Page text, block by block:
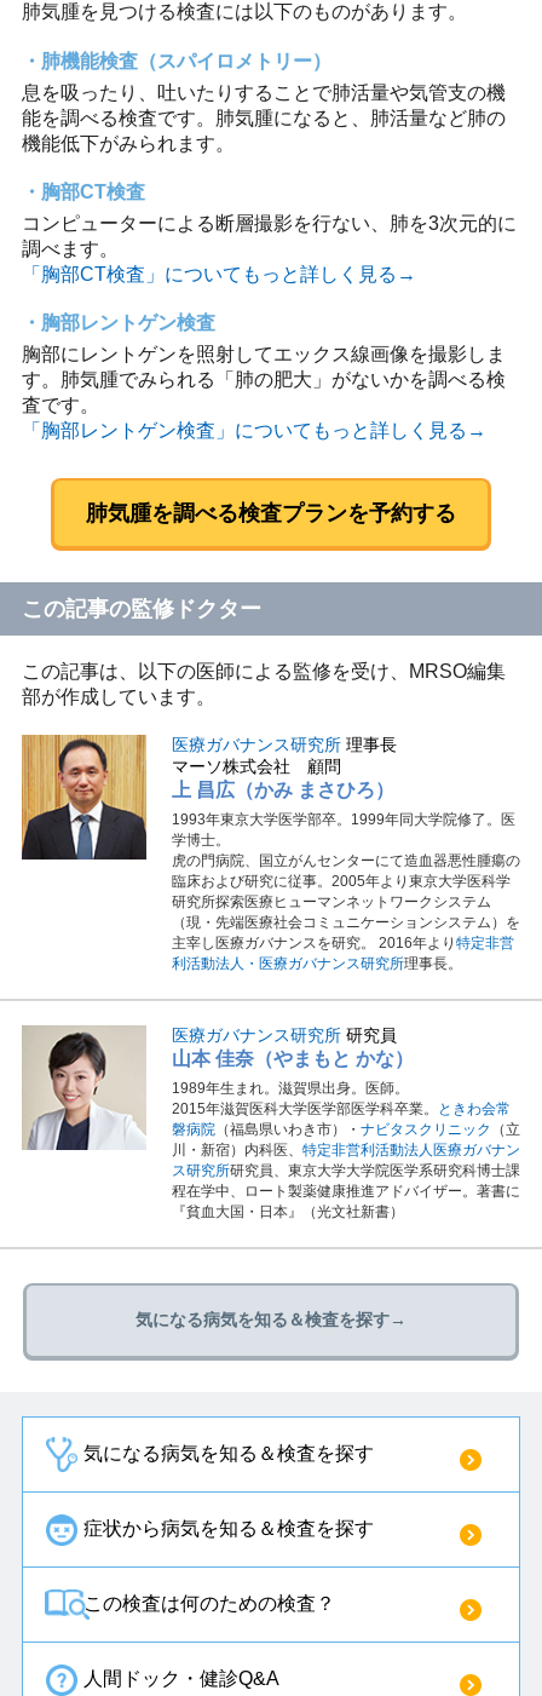
肺気腫を見つける検査には以下のものがあります。
肺機能検査（スパイロメトリー）
息を吸ったり、吐いたりすることで肺活量や気管支の機
能を調べる検査です。肺気腫になると、肺活量など肺の
機能低下がみられます。
胸部CT検査
コンピューターによる断層撮影を行ない、肺を3次元的に
調べます。
「胸部CT検査」についてもっと詳しく見る→
胸部レントゲン検査
胸部にレントゲンを照射してエックス線画像を撮影しま
す。肺気腫でみられる「肺の肥大」がないかを調べる検
査です。
「胸部レントゲン検査」についてもっと詳しく見る→
肺気腫を調べる検査プランを予約する
この記事の監修ドクター
この記事は、以下の医師による監修を受け、MRSO編集
部が作成しています。
医療ガバナンス研究所理事長
マーソ株式会社 顧問
上 昌広（かみ まさひろ）
1993年東京大学医学部卒。1999年同大学院修了。医
学博士。
虎の門病院、国立がんセンターにて造血器悪性腫瘍の
臨床および研究に従事。2005年より東京大学医科学
研究所探索医療ヒューマンネットワークシステム
（現・先端医療社会コミュニケーションシステム）を
主宰し医療ガバナンスを研究。 2016年より 特定非営
利活動法人・医療ガバナンス研究所理事長。
医療ガバナンス研究所研究員
山本 佳奈（やまもと かな）
1989年生まれ。滋賀県出身。医師。
2015年滋賀医科大学医学部医学科卒業。
ときわ会常
磐病院（福島県いわき市）・ ナビタスクリニック
（立
川・新宿）内科医、 特定非営利活動法人医療ガバナン
ス研究所研究員、東京大学大学院医学系研究科博士課
程在学中、ロート製薬健康推進アドバイザー。著書に
『貧血大国・日本』（光文社新書）
気になる病気を知る＆検査を探す→
気になる病気を知る＆検査を探す
症状から病気を知る＆検査を探す
この検査は何のための検査？
人間ドック・健診Q&A